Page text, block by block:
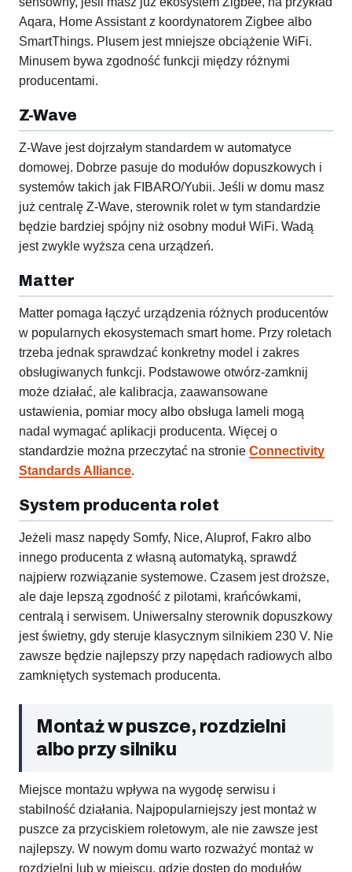
Aqara, Home Assistant z koordynatorem Zigbee albo
SmartThings. Plusem jest mniejsze obciążenie WiFi.
Minusem bywa zgodność funkcji między różnymi
producentami.
Z-Wave
Z-Wave jest dojrzałym standardem w automatyce
domowej. Dobrze pasuje do modułów dopuszkowych i
systemów takich jak FIBARO/Yubii. Jeśli w domu masz
już centralę Z-Wave, sterownik rolet w tym standardzie
będzie bardziej spójny niż osobny moduł WiFi. Wadą
jest zwykle wyższa cena urządzeń.
Matter
Matter pomaga łączyć urządzenia różnych producentów
w popularnych ekosystemach smart home. Przy roletach
trzeba jednak sprawdzać konkretny model i zakres
obsługiwanych funkcji. Podstawowe otwórz-zamknij
może działać, ale kalibracja, zaawansowane
ustawienia, pomiar mocy albo obsługa lameli mogą
nadal wymagać aplikacji producenta. Więcej o
standardzie można przeczytać na stronie Connectivity
Standards Alliance.
System producenta rolet
Jeżeli masz napędy Somfy, Nice, Aluprof, Fakro albo
innego producenta z własną automatyką, sprawdź
najpierw rozwiązanie systemowe. Czasem jest droższe,
ale daje lepszą zgodność z pilotami, krańcówkami,
centralą i serwisem. Uniwersalny sterownik dopuszkowy
jest świetny, gdy steruje klasycznym silnikiem 230 V. Nie
zawsze będzie najlepszy przy napędach radiowych albo
zamkniętych systemach producenta.
Montaż w puszce, rozdzielni
albo przy silniku
Miejsce montażu wpływa na wygodę serwisu i
stabilność działania. Najpopularniejszy jest montaż w
puszce za przyciskiem roletowym, ale nie zawsze jest
najlepszy. W nowym domu warto rozważyć montaż w
rozdzielni lub w miejscu, gdzie dostęp do modułów